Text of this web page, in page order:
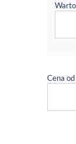
Cena od